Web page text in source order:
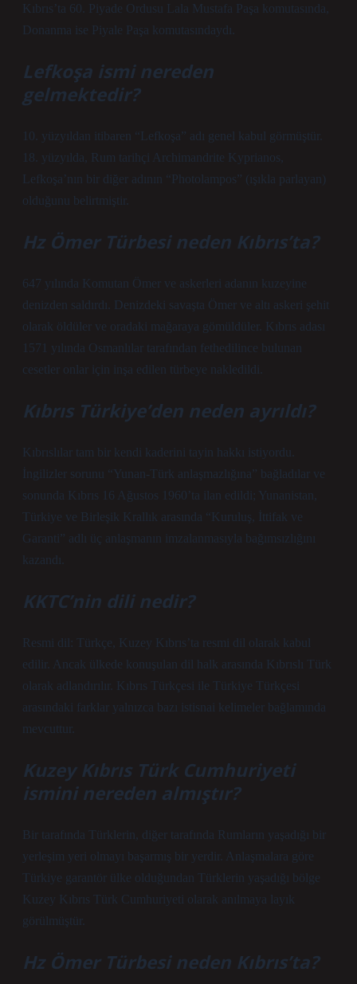
Kıbrıs’ta 60. Piyade Ordusu Lala Mustafa Paşa komutasında,
Donanma ise Piyale Paşa komutasındaydı.
Lefkoşa ismi nereden
gelmektedir?
10. yüzyıldan itibaren “Lefkoşa” adı genel kabul görmüştür.
18. yüzyılda, Rum tarihçi Archimandrite Kyprianos,
Lefkoşa’nın bir diğer adının “Photolampos” (ışıkla parlayan)
olduğunu belirtmiştir.
Hz Ömer Türbesi neden Kıbrıs’ta?
647 yılında Komutan Ömer ve askerleri adanın kuzeyine
denizden saldırdı. Denizdeki savaşta Ömer ve altı askeri şehit
olarak öldüler ve oradaki mağaraya gömüldüler. Kıbrıs adası
1571 yılında Osmanlılar tarafından fethedilince bulunan
cesetler onlar için inşa edilen türbeye nakledildi.
Kıbrıs Türkiye’den neden ayrıldı?
Kıbrıslılar tam bir kendi kaderini tayin hakkı istiyordu.
İngilizler sorunu “Yunan-Türk anlaşmazlığına” bağladılar ve
sonunda Kıbrıs 16 Ağustos 1960’ta ilan edildi; Yunanistan,
Türkiye ve Birleşik Krallık arasında “Kuruluş, İttifak ve
Garanti” adlı üç anlaşmanın imzalanmasıyla bağımsızlığını
kazandı.
KKTC’nin dili nedir?
Resmi dil: Türkçe, Kuzey Kıbrıs’ta resmi dil olarak kabul
edilir. Ancak ülkede konuşulan dil halk arasında Kıbrıslı Türk
olarak adlandırılır. Kıbrıs Türkçesi ile Türkiye Türkçesi
arasındaki farklar yalnızca bazı istisnai kelimeler bağlamında
mevcuttur.
Kuzey Kıbrıs Türk Cumhuriyeti
ismini nereden almıştır?
Bir tarafında Türklerin, diğer tarafında Rumların yaşadığı bir
yerleşim yeri olmayı başarmış bir yerdir. Anlaşmalara göre
Türkiye garantör ülke olduğundan Türklerin yaşadığı bölge
Kuzey Kıbrıs Türk Cumhuriyeti olarak anılmaya layık
görülmüştür.
Hz Ömer Türbesi neden Kıbrıs’ta?